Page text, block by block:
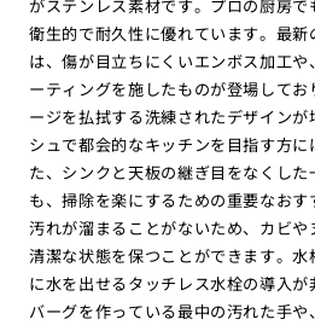
がステンレス素材です。プロの厨房で
衛生的で耐久性に優れています。最
は、傷が目立ちにくいエンボス加工
ーティングを施したものが登場して
ージを払拭する洗練されたデザイン
シュで都会的なキッチンを目指す方
た、シンクと天板の継ぎ目をなくし
も、掃除を楽にするための重要なお
汚れが溜まることがないため、カビ
清潔な状態を保つことができます。
に水を出せるタッチレス水栓の導入
バーグを作っている最中の汚れた手